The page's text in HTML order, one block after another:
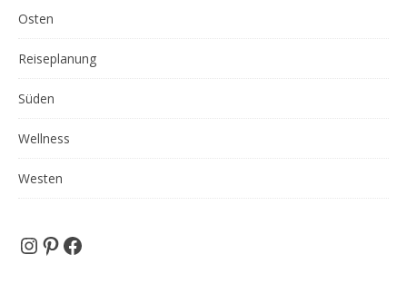
Osten
Reiseplanung
Süden
Wellness
Westen
Instagram
Pinterest
Facebook